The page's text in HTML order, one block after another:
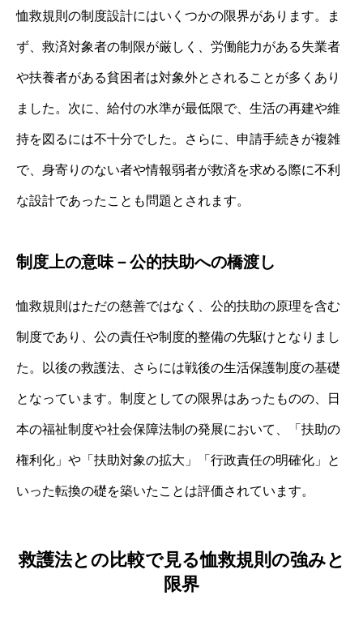
恤救規則の制度設計にはいくつかの限界があります。ま
ず、救済対象者の制限が厳しく、労働能力がある失業者
や扶養者がある貧困者は対象外とされることが多くあり
ました。次に、給付の水準が最低限で、生活の再建や維
持を図るには不十分でした。さらに、申請手続きが複雑
で、身寄りのない者や情報弱者が救済を求める際に不利
な設計であったことも問題とされます。
制度上の意味－公的扶助への橋渡し
恤救規則はただの慈善ではなく、公的扶助の原理を含む
制度であり、公の責任や制度的整備の先駆けとなりまし
た。以後の救護法、さらには戦後の生活保護制度の基礎
となっています。制度としての限界はあったものの、日
本の福祉制度や社会保障法制の発展において、「扶助の
権利化」や「扶助対象の拡大」「行政責任の明確化」と
いった転換の礎を築いたことは評価されています。
救護法との比較で見る恤救規則の強みと
限界